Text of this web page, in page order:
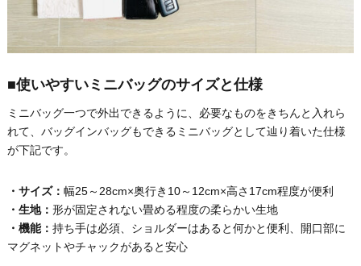
■使いやすいミニバッグのサイズと仕様
ミニバッグ一つで外出できるように、必要なものをきちんと入れら
れて、バッグインバッグもできるミニバッグとして辿り着いた仕様
が下記です。
・サイズ： 幅25～28cm×奥行き10～12cm×高さ17cm程度が便利
・生地： 形が固定されない畳める程度の柔らかい生地
・機能： 持ち手は必須、ショルダーはあると何かと便利、開口部に
マグネットやチャックがあると安心